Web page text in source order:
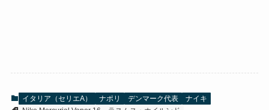
イタリア（セリエA） ナポリ デンマーク代表
ナイキ